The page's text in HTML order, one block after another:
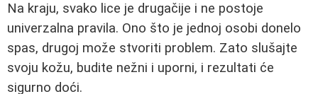
Na kraju, svako lice je drugačije i ne postoje
univerzalna pravila. Ono što je jednoj osobi donelo
spas, drugoj može stvoriti problem. Zato slušajte
svoju kožu, budite nežni i uporni, i rezultati će
sigurno doći.